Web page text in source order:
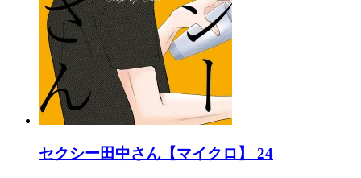
セクシー田中さん【マイクロ】 24